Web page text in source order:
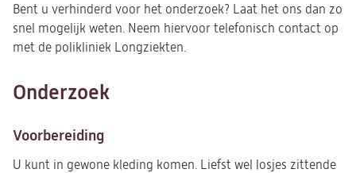
Bent u verhinderd voor het onderzoek? Laat het ons dan zo
snel mogelijk weten. Neem hiervoor telefonisch contact op
met de polikliniek Longziekten.
Onderzoek
Voorbereiding
U kunt in gewone kleding komen. Liefst wel losjes zittende